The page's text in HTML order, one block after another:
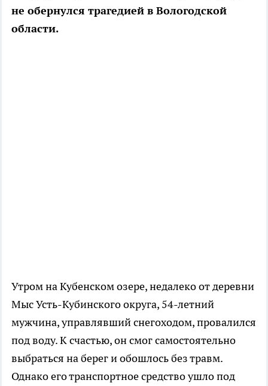
не обернулся трагедией в Вологодской
области.
Утром на Кубенском озере, недалеко от деревни
Мыс Усть-Кубинского округа, 54-летний
мужчина, управлявший снегоходом, провалился
под воду. К счастью, он смог самостоятельно
выбраться на берег и обошлось без травм.
Однако его транспортное средство ушло под